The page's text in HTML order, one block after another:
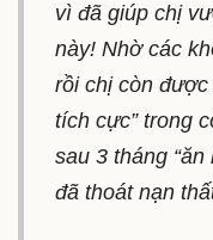
vì đã giúp chị
này! Nhờ các
rồi chị còn được
tích cực” trong
sau 3 tháng
đã thoát nạn